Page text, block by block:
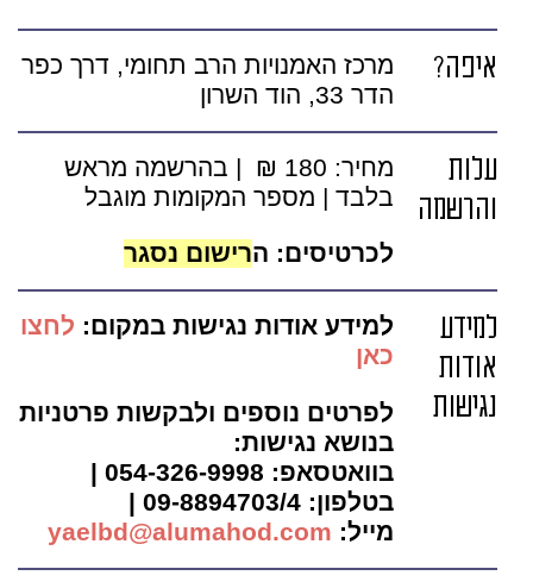
איפה?
מרכז האמנויות הרב תחומי, דרך כפר
הדר 33, הוד השרון
עלות
והרשמה
מחיר: 180 ₪ | בהרשמה מראש
בלבד | מספר המקומות מוגבל
לכרטיסים: הרישום נסגר
למידע
אודות
נגישות
למידע אודות נגישות במקום: לחצו
כאן
לפרטים נוספים ולבקשות פרטניות
בנושא נגישות:
בוואטסאפ: 054-326-9998 |
בטלפון: 09-8894703/4 |
מייל: yaelbd@alumahod.com